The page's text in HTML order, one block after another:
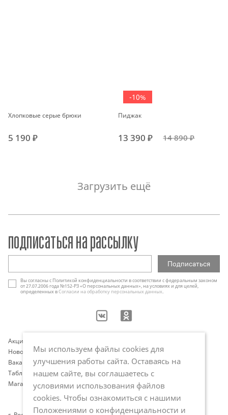
Хлопковые серые брюки
5 190 ₽
-10%
Пиджак
13 390 ₽ 14 890 ₽
Загрузить ещё
Акции
Новости
Вакансии
Таблица размеров
Магазины
Оплата и доставка
Программа лояльности
Публичная оферта
Политика обработки
персональных данных
подписаться на рассылку
Вы согласны с Политикой конфиденциальности в соответствии с федеральным законом
от 27.07.2006 года №152-РЗ «О персональных данных», на условиях и для целей,
определенных вСогласии на обработку персональных данных.
Мы используем файлы cookies для
улучшения работы сайта. Оставаясь на
нашем сайте, вы соглашаетесь с
условиями использования файлов
cookies. Чтобы ознакомиться с нашими
Положениями о конфиденциальности и